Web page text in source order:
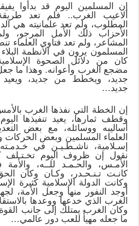
إن المسلمين اليوم قد بدأوا
ألاعيب الغرب.. فلم تعد
المطلوب، ولم تعد علمانيته هي
الأحزاب ذلك الأمل المرجو،
المشاعر، ولم تعد فتاوى العلماء
المسلمون يرون في الأنظمة
كان من دلائل الصحوة
مضجع الغرب وأعوانه. وهذا ما
جديد، ويخطط من جديد،
جديد…
إن الخطة التي نفذها الغرب
وقطف ثمارها، يعيد تنفيذها
أساليبه ووسائله، مع بعض
العلماء المسلمين وبعض الحركات
إسـلامية، ناشـطـيـن في
نقول إن ظروف اليوم تخـتـلف
الأمـس، والحـمـد للــه،
كانـت تـنـحـدر، وكـان وكان
وكانت الدولة الإسلامية كثيرة
أوجد النفور منها وجعل الأمة،
الغرب الذي خدعها ووعدها
وكان الغرب يمتلك إلى جانب القوة
ما جعله مهيأً للعب دور عالمي…